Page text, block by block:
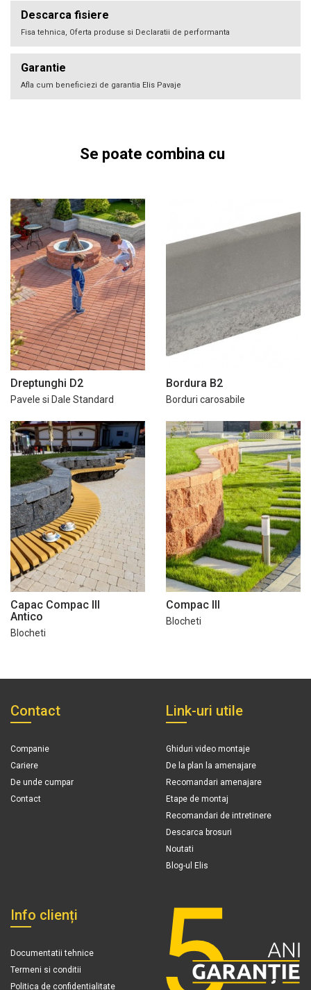
Descarca fisiere
Fisa tehnica, Oferta produse si Declaratii de performanta
Garantie
Afla cum beneficiezi de garantia Elis Pavaje
Se poate combina cu
Dreptunghi D2
Pavele si Dale Standard
Bordura B2
Borduri carosabile
Capac Compac III
Antico
Blocheti
Compac III
Blocheti
Contact
Companie
Cariere
De unde cumpar
Contact
Link-uri utile
Ghiduri video montaje
De la plan la amenajare
Recomandari amenajare
Etape de montaj
Recomandari de intretinere
Descarca brosuri
Noutati
Blog-ul Elis
Info clienți
Documentatii tehnice
Termeni si conditii
Politica de confidentialitate